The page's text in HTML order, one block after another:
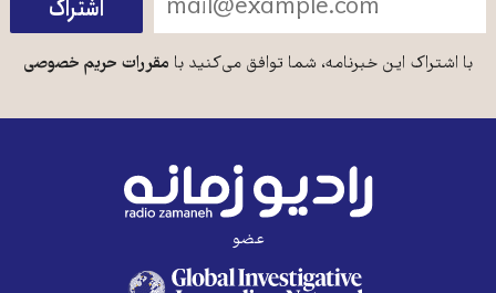
با اشتراک این خبرنامه، شما توافق می‌کنید با مقررات حریم خصوصی
عضو